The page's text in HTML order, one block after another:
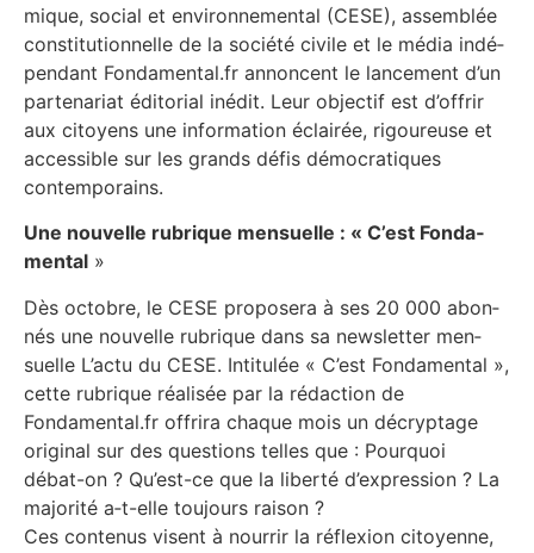
mique, social et envi­ron­ne­men­tal (CESE), assem­blée
consti­tu­tion­nelle de la socié­té civile et le média indé­
pen­dant Fondamental.fr annoncent le lan­ce­ment d’un
par­te­na­riat édi­to­rial inédit. Leur objec­tif est d’of­frir
aux citoyens une infor­ma­tion éclai­rée, rigou­reuse et
acces­sible sur les grands défis démo­cra­tiques
contemporains.
Une nou­velle rubrique men­suelle : « C’est Fon­da­
men­tal »
Dès octobre, le CESE pro­po­se­ra à ses 20 000 abon­
nés une nou­velle rubrique dans sa news­let­ter men­
suelle L’actu du CESE. Inti­tu­lée « C’est Fon­da­men­tal »,
cette rubrique réa­li­sée par la rédac­tion de
Fondamental.fr offri­ra chaque mois un décryp­tage
ori­gi­nal sur des ques­tions telles que : Pour­quoi
débat-on ? Qu’est-ce que la liber­té d’expression ? La
majo­ri­té a‑t-elle tou­jours rai­son ?
Ces conte­nus visent à nour­rir la réflexion citoyenne,